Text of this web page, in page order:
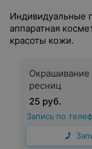
Индивидуальные
аппаратная
красоты кожи.
Окрашивание
ресниц
25 руб.
Запись по